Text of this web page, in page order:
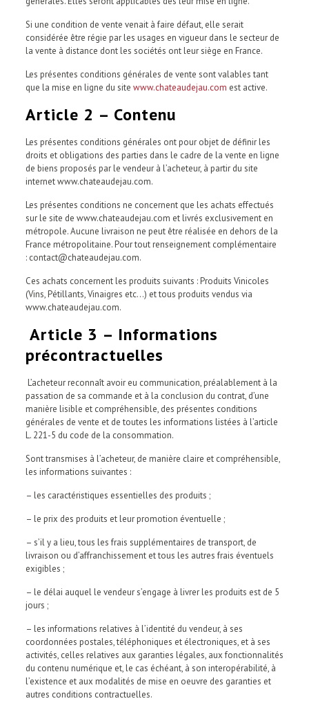
Si une condition de vente venait à faire défaut, elle serait
considérée être régie par les usages en vigueur dans le secteur de
la vente à distance dont les sociétés ont leur siège en France.
Les présentes conditions générales de vente sont valables tant
que la mise en ligne du site www.chateaudejau.com est active.
Article 2 – Contenu
Les présentes conditions générales ont pour objet de définir les
droits et obligations des parties dans le cadre de la vente en ligne
de biens proposés par le vendeur à l’acheteur, à partir du site
internet www.chateaudejau.com.
Les présentes conditions ne concernent que les achats effectués
sur le site de www.chateaudejau.com et livrés exclusivement en
métropole. Aucune livraison ne peut être réalisée en dehors de la
France métropolitaine. Pour tout renseignement complémentaire
: contact@chateaudejau.com.
Ces achats concernent les produits suivants : Produits Vinicoles
(Vins, Pétillants, Vinaigres etc…) et tous produits vendus via
www.chateaudejau.com.
Article 3 – Informations
précontractuelles
L’acheteur reconnaît avoir eu communication, préalablement à la
passation de sa commande et à la conclusion du contrat, d’une
manière lisible et compréhensible, des présentes conditions
générales de vente et de toutes les informations listées à l’article
L. 221-5 du code de la consommation.
Sont transmises à l’acheteur, de manière claire et compréhensible,
les informations suivantes :
– les caractéristiques essentielles des produits ;
– le prix des produits et leur promotion éventuelle ;
– s’il y a lieu, tous les frais supplémentaires de transport, de
livraison ou d’affranchissement et tous les autres frais éventuels
exigibles ;
– le délai auquel le vendeur s’engage à livrer les produits est de 5
jours ;
– les informations relatives à l’identité du vendeur, à ses
coordonnées postales, téléphoniques et électroniques, et à ses
activités, celles relatives aux garanties légales, aux fonctionnalités
du contenu numérique et, le cas échéant, à son interopérabilité, à
l’existence et aux modalités de mise en oeuvre des garanties et
autres conditions contractuelles.